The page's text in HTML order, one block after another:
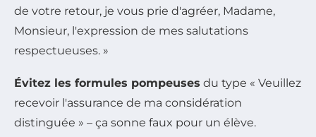
de votre retour, je vous prie d'agréer, Madame,
Monsieur, l'expression de mes salutations
respectueuses. »
Évitez les formules pompeuses du type « Veuillez
recevoir l'assurance de ma considération
distinguée » – ça sonne faux pour un élève.